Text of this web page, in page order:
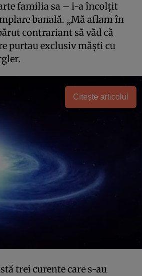
familia sa – i-a încolţit
banală. „Mă aflam în
contrariant să văd că
purtau exclusiv măşti cu
Citește articolul
trei curente care s-au